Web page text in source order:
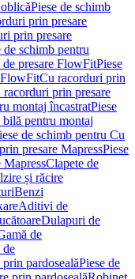
Piese de schimb
prin presare
prin presare
de schimb pentru
presare FlowFitPiese
FlowFitCu racorduri prin
prin presare
montaj încastratPiese
pentru montaj
de schimb pentru Cu
presare MapressPiese
MapressClapete de
și răcire
Benzi
Aditivi de
Dulapuri de
de
de
pardosealăPiese de